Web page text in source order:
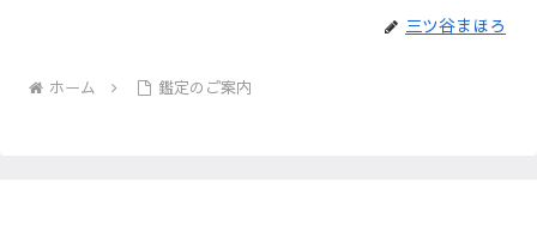
三ツ谷まほろ
ホーム 鑑定のご案内